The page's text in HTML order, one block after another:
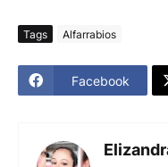
Tags Alfarrabios
Facebook